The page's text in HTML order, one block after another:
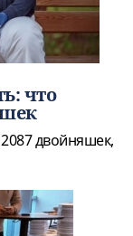
что
двойняшек,